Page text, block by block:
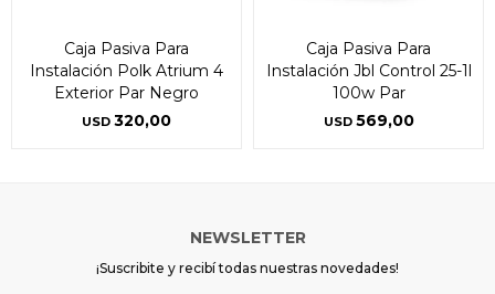
Caja Pasiva Para
Instalación Polk Atrium 4
Exterior Par Negro
USD 320,00
Caja Pasiva Para
Instalación Jbl Control 25-1l
100w Par
USD 569,00
NEWSLETTER
¡Suscribite y recibí todas nuestras novedades!